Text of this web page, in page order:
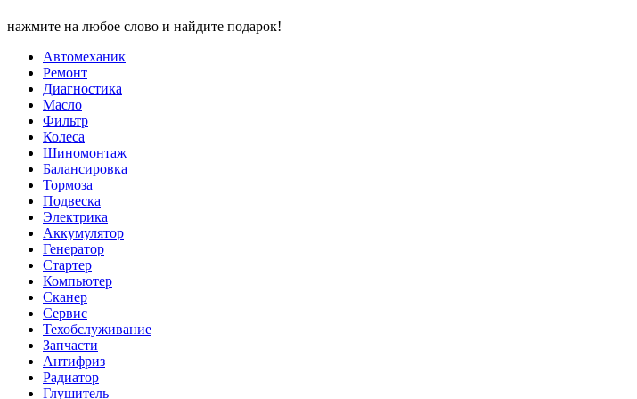
нажмите на любое слово и найдите подарок!
Автомеханик
Ремонт
Диагностика
Масло
Фильтр
Колеса
Шиномонтаж
Балансировка
Тормоза
Подвеска
Электрика
Аккумулятор
Генератор
Стартер
Компьютер
Сканер
Сервис
Техобслуживание
Запчасти
Антифриз
Радиатор
Глушитель